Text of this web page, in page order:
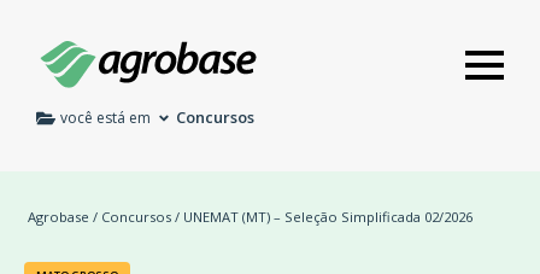
você está em Concursos
Agrobase / Concursos / UNEMAT (MT) – Seleção Simplificada 02/2026